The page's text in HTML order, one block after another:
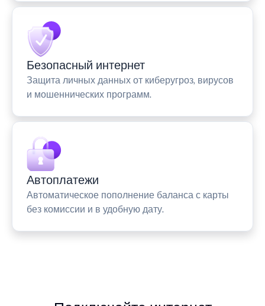
Безопасный интернет
Защита личных данных от киберугроз, вирусов
и мошеннических программ.
Автоплатежи
Автоматическое пополнение баланса с карты
без комиссии и в удобную дату.